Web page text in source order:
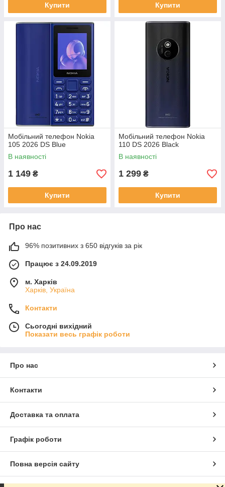
Купити Купити
Мобільний телефон Nokia
105 2026 DS Blue
В наявності
1 149 ₴
Купити
Мобільний телефон Nokia
110 DS 2026 Black
В наявності
1 299 ₴
Купити
Про нас
96% позитивних з 650 відгуків за рік
Працює з 24.09.2019
м. Харків
Харків, Україна
Контакти
Сьогодні вихідний
Показати весь графік роботи
Про нас
Контакти
Доставка та оплата
Графік роботи
Повна версія сайту